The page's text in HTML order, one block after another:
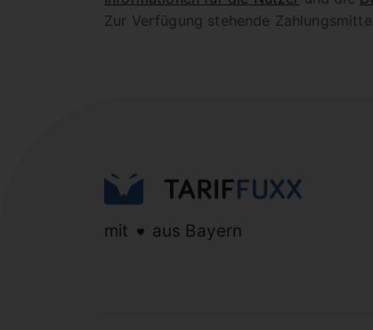
Zur Verfügung stehende
mit aus Bayern